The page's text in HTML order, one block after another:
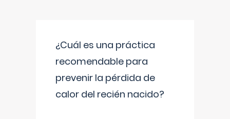
¿Cuál es una práctica
recomendable para
prevenir la pérdida de
calor del recién nacido?